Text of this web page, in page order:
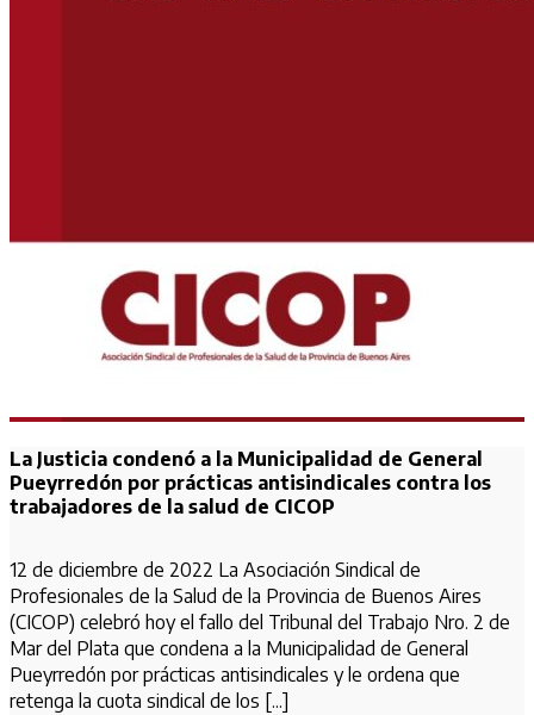
La Justicia condenó a la Municipalidad de General
Pueyrredón por prácticas antisindicales contra los
trabajadores de la salud de CICOP
12 de diciembre de 2022 La Asociación Sindical de
Profesionales de la Salud de la Provincia de Buenos Aires
(CICOP) celebró hoy el fallo del Tribunal del Trabajo Nro. 2 de
Mar del Plata que condena a la Municipalidad de General
Pueyrredón por prácticas antisindicales y le ordena que
retenga la cuota sindical de los [...]